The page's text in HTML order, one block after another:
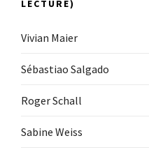
LECTURE)
Vivian Maier
Sébastiao Salgado
Roger Schall
Sabine Weiss